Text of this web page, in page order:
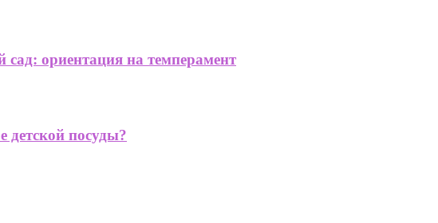
сад: ориентация на темперамент
посуды?